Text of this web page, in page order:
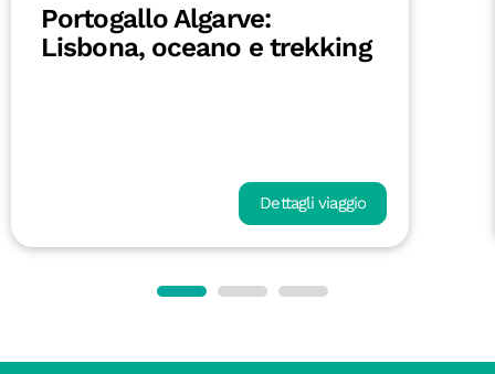
Portogallo Algarve:
Lisbona, oceano e trekking
Dettagli viaggio